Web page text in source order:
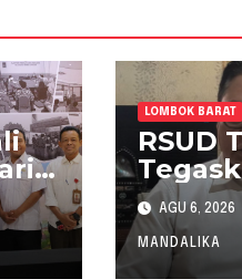
LOMBOK BARAT
RSUD
Ada
Jaspel
AGU 6, 2026
MANDALIKA